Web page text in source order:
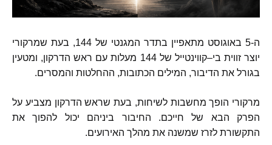
ה-5 באוגוסט מתאפיין בתדר המגנטי של
בעת שמרקורי
יוצר זווית בי–קווינטייל של 144 מעלות עם ראש הדרקון, ומטעין
בגורל את הדיבור, המילים הכתובות, ההחלטות והמסרים.
מרקורי הופך מחשבות לשיחות, בעת שראש הדרקון מצביע על
הפרק הבא של חייכם. החיבור ביניהם יכול להפוך את
התקשורת לזרז שמשנה את מהלך האירועים.